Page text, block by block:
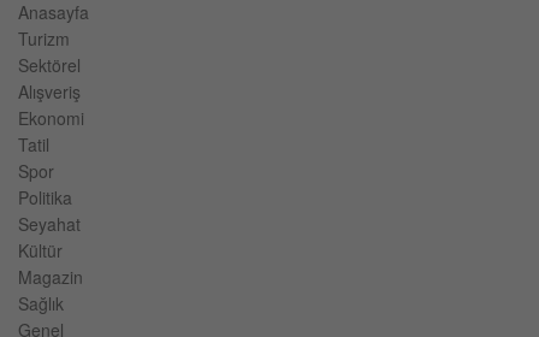
Anasayfa
Turizm
Sektörel
Alışveriş
Ekonomi
Tatil
Spor
Politika
Seyahat
Kültür
Magazin
Sağlık
Genel